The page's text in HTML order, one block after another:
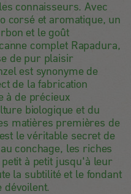
connaisseurs. Avec
corsé et aromatique, un
et le goût
complet Rapadura,
de pur plaisir
est synonyme de
de la fabrication
à de précieux
biologique et du
matières premières de
le véritable secret de
conchage, les riches
à petit jusqu'à leur
la subtilité et le fondant
dévoilent.